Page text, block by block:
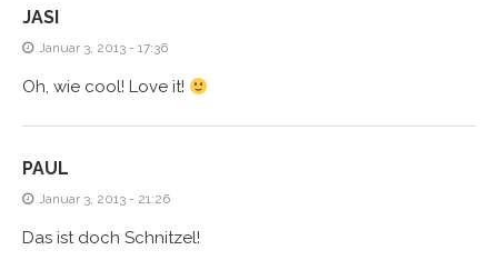
JASI
Januar 3, 2013 - 17:36
Oh, wie cool! Love it!
PAUL
Januar 3, 2013 - 21:26
Das ist doch Schnitzel!